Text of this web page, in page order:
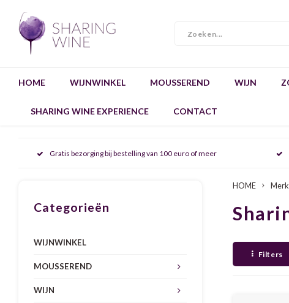
HOME WIJNWINKEL MOUSSEREND WIJN
SHARING WINE EXPERIENCE CONTACT
Gratis bezorging bij bestelling van 100 euro of meer
Categorieën
WIJNWINKEL
MOUSSEREND
WIJN
HOME
Filters